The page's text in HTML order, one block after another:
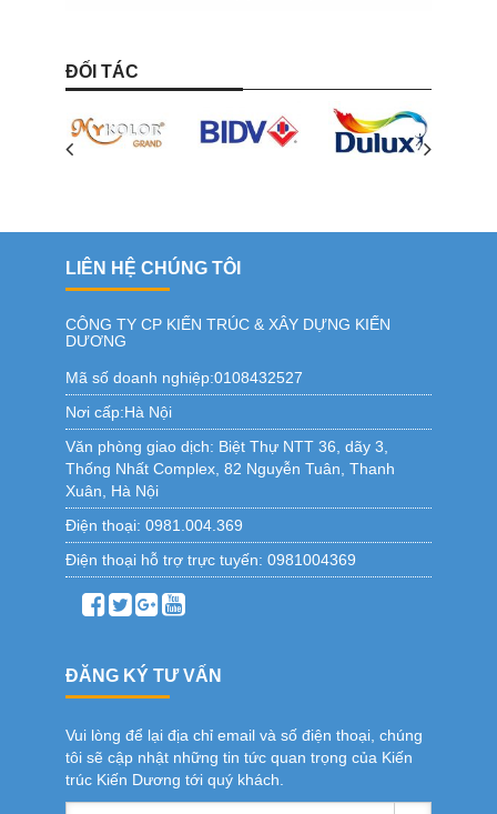
ĐỐI TÁC
LIÊN HỆ CHÚNG TÔI
CÔNG TY CP KIẾN TRÚC & XÂY DỰNG KIẾN
DƯƠNG
Mã số doanh nghiệp:0108432527
Nơi cấp:Hà Nội
Văn phòng giao dịch: Biệt Thự NTT 36, dãy 3,
Thống Nhất Complex, 82 Nguyễn Tuân, Thanh
Xuân, Hà Nội
Điện thoại: 0981.004.369
Điện thoại hỗ trợ trực tuyến: 0981004369
ĐĂNG KÝ TƯ VẤN
Vui lòng để lại địa chỉ email và số điện thoại, chúng
tôi sẽ cập nhật những tin tức quan trọng của Kiến
trúc Kiến Dương tới quý khách.